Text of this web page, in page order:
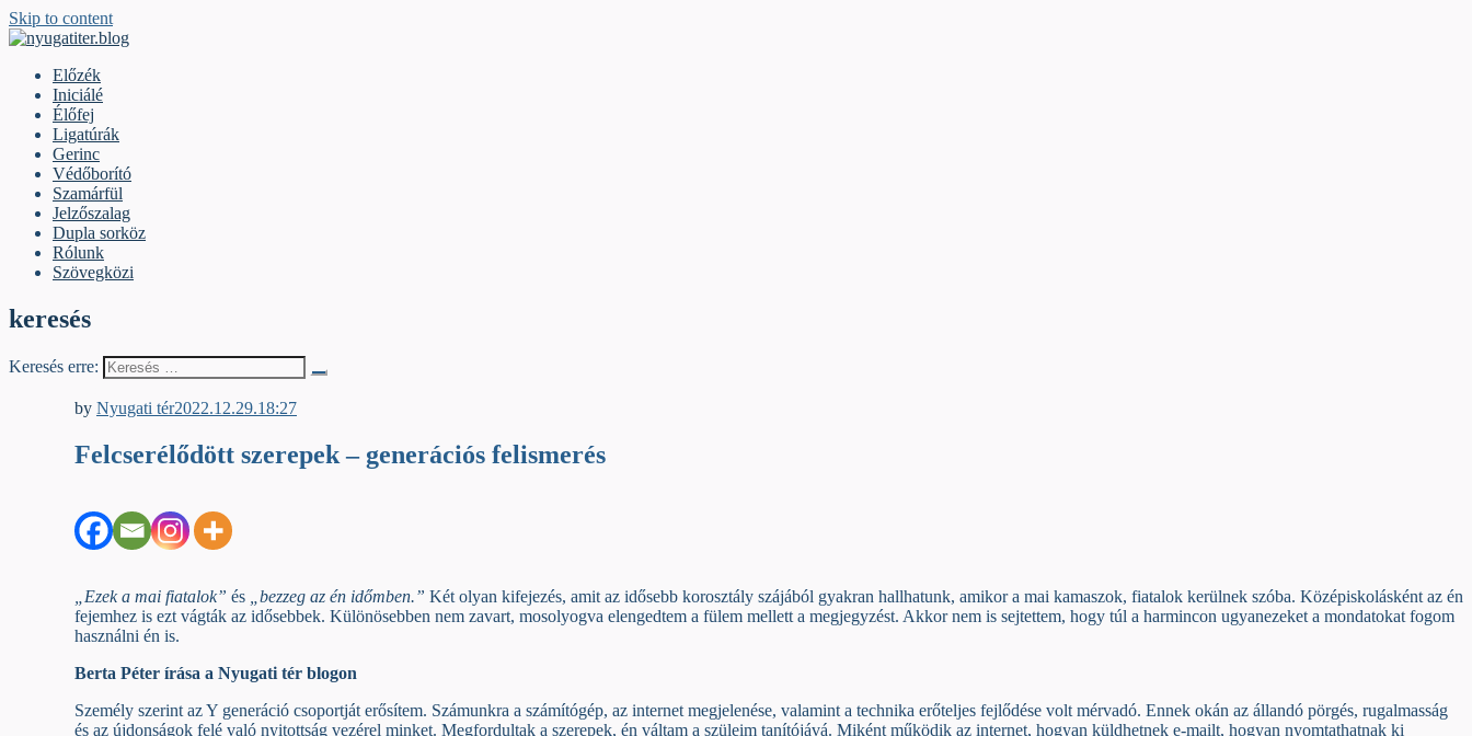
Skip to content
Előzék
Iniciálé
Élőfej
Ligatúrák
Gerinc
Védőborító
Szamárfül
Jelzőszalag
Dupla sorköz
Rólunk
Szövegközi
keresés
Keresés erre:
by Nyugati tér2022.12.29.18:27
Felcserélődött szerepek – generációs felismerés
„Ezek a mai fiatalok” és „bezzeg az én időmben.” Két olyan kifejezés, amit az idősebb korosztály szájából gyakran hallhatunk, amikor a mai kamaszok, fiatalok kerülnek szóba. Középiskolásként az én
fejemhez is ezt vágták az idősebbek. Különösebben nem zavart, mosolyogva elengedtem a fülem mellett a megjegyzést. Akkor nem is sejtettem, hogy túl a harmincon ugyanezeket a mondatokat fogom
használni én is.
Berta Péter írása a Nyugati tér blogon
Személy szerint az Y generáció csoportját erősítem. Számunkra a számítógép, az internet megjelenése, valamint a technika erőteljes fejlődése volt mérvadó. Ennek okán az állandó pörgés, rugalmasság
és az újdonságok felé való nyitottság vezérel minket. Megfordultak a szerepek, én váltam a szüleim tanítójává. Miként működik az internet, hogyan küldhetnek e-mailt, hogyan nyomtathatnak ki